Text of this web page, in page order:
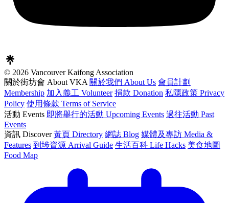
© 2026 Vancouver Kaifong Association
關於街坊會 About VKA 關於我們 About Us 會員計劃
Membership 加入義工 Volunteer 捐款 Donation 私隱政策 Privacy
Policy 使用條款 Terms of Service
活動 Events 即將舉行的活動 Upcoming Events 過往活動 Past
Events
資訊 Discover 黃頁 Directory 網誌 Blog 媒體及專訪 Media &
Features 到埗資源 Arrival Guide 生活百科 Life Hacks 美食地圖
Food Map